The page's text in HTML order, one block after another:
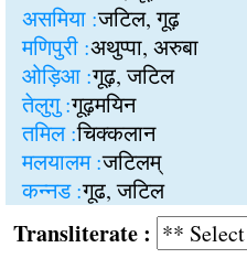
असमिया :जटिल, गूढ़
मणिपुरी :अथुप्पा, अरुबा
ओड़िआ :गूढ़, जटिल
तेलुगु :गूढ़मयिन
तमिल :चिक्कलान
मलयालम :जटिलम्
कन्नड :गूढ, जटिल
: